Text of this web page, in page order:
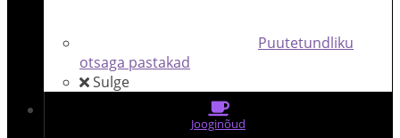
Puutetundliku
otsaga pastakad
Sulge
Jooginõud